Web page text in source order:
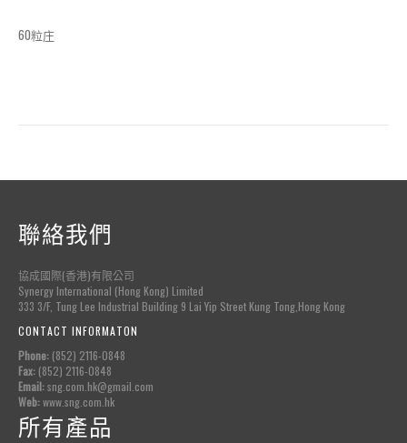
60粒庄
聯絡我們
協成國際(香港)有限公司
Synergy International (Hong Kong) Limited
333 3/F, Tung Lee Industrial Building 9 Lai Yip Street Kung Tong,Hong Kong
CONTACT INFORMATON
Phone: (852) 2116-0848
Fax: (852) 2116-0848
Email:sng.com.hk@gmail.com
Web:www.sng.com.hk
所有產品